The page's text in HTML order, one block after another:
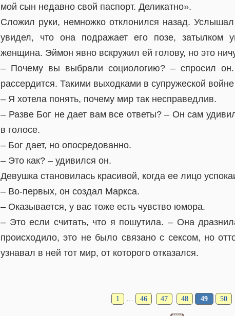
мой сын недавно свой паспорт. Деликатно».
Сложил руки, немножко отклонился назад.
увидел, что она подражает его позе, затылком
женщина. Эймон явно вскружил ей голову, но это
– Почему вы выбрали социологию? – спросил
рассердится. Такими выходками в супружеской
– Я хотела понять, почему мир так несправедлив.
– Разве Бог не дает вам все ответы? – Он сам
в голосе.
– Бог дает, но опосредованно.
– Это как? – удивился он.
Девушка становилась красивой, когда ее лицо
– Во-первых, он создал Маркса.
– Оказывается, у вас тоже есть чувство юмора.
– Это если считать, что я пошутила. – Она
происходило, это не было связано с сексом, но
узнавал в ней тот мир, от которого отказался.
1 … 46 47 48 49 50